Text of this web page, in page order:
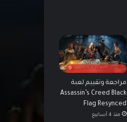
9
مراجعة وتقييم لعبة
Assassin’s Creed Black
Flag Resynced
منذ 4 أسابيع